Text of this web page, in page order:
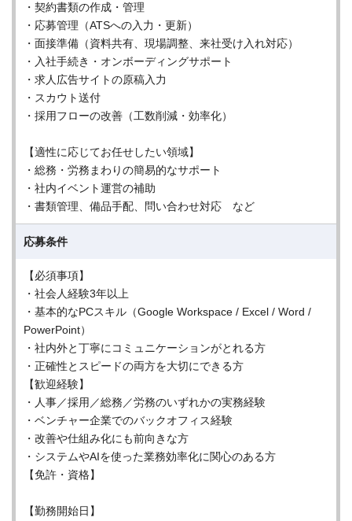
・契約書類の作成・管理
・応募管理（ATSへの入力・更新）
・面接準備（資料共有、現場調整、来社受け入れ対応）
・入社手続き・オンボーディングサポート
・求人広告サイトの原稿入力
・スカウト送付
・採用フローの改善（工数削減・効率化）
【適性に応じてお任せしたい領域】
・総務・労務まわりの簡易的なサポート
・社内イベント運営の補助
・書類管理、備品手配、問い合わせ対応 など
応募条件
【必須事項】
・社会人経験3年以上
・基本的なPCスキル（Google Workspace / Excel / Word /
PowerPoint）
・社内外と丁寧にコミュニケーションがとれる方
・正確性とスピードの両方を大切にできる方
【歓迎経験】
・人事／採用／総務／労務のいずれかの実務経験
・ベンチャー企業でのバックオフィス経験
・改善や仕組み化にも前向きな方
・システムやAIを使った業務効率化に関心のある方
【免許・資格】
【勤務開始日】